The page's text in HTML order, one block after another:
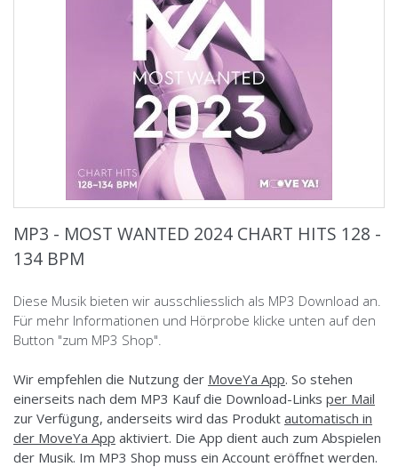
MP3 - MOST WANTED 2024 CHART HITS 128 -
134 BPM
Diese Musik bieten wir ausschliesslich als MP3 Download an.
Für mehr Informationen und Hörprobe klicke unten auf den
Button "zum MP3 Shop".
Wir empfehlen die Nutzung der MoveYa App. So stehen
einerseits nach dem MP3 Kauf die Download-Links per Mail
zur Verfügung, anderseits wird das Produkt automatisch in
der MoveYa App aktiviert. Die App dient auch zum Abspielen
der Musik. Im MP3 Shop muss ein Account eröffnet werden.